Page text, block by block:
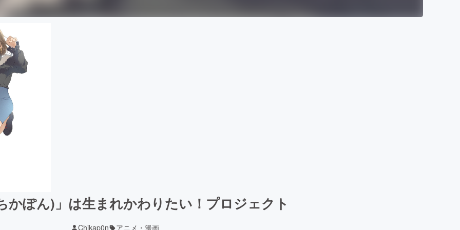
かぽん)」は生まれかわりたい！プロジェクト
Chikap0n アニメ・漫画